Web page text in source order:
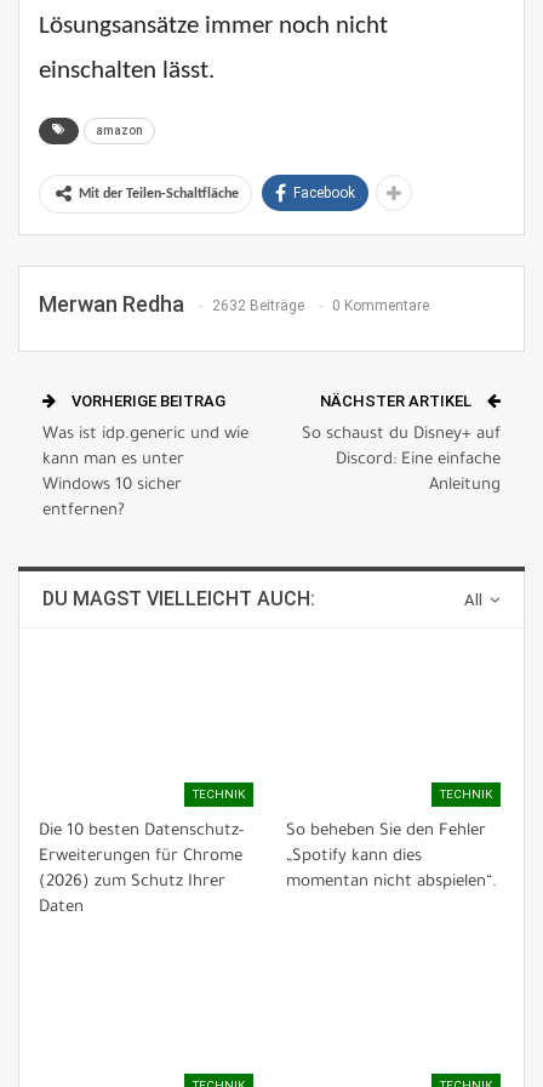
Lösungsansätze immer noch nicht
einschalten lässt.
amazon
Mit der Teilen-Schaltfläche Facebook
Merwan Redha 2632 Beiträge 0 Kommentare
VORHERIGE BEITRAG
Was ist idp.generic und wie
kann man es unter
Windows 10 sicher
entfernen?
NÄCHSTER ARTIKEL
So schaust du Disney+ auf
Discord: Eine einfache
Anleitung
All
DU MAGST VIELLEICHT AUCH:
TECHNIK
Die 10 besten Datenschutz-
Erweiterungen für Chrome
(2026) zum Schutz Ihrer
Daten
TECHNIK
So beheben Sie den Fehler
„Spotify kann dies
momentan nicht abspielen“.